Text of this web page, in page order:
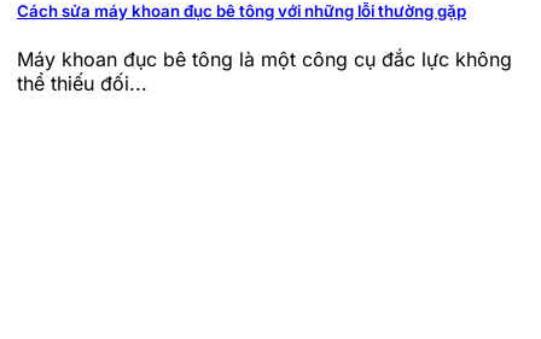
Cách sửa máy khoan đục bê tông với những lỗi thường gặp
Máy khoan đục bê tông là một công cụ đắc lực không
thể thiếu đối...